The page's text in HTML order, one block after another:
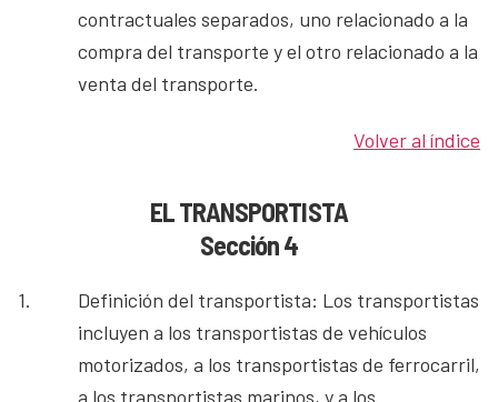
contractuales separados, uno relacionado a la
compra del transporte y el otro relacionado a la
venta del transporte.
Volver al índice
EL TRANSPORTISTA
Sección 4
1.
Definición del transportista: Los transportistas
incluyen a los transportistas de vehículos
motorizados, a los transportistas de ferrocarril,
a los transportistas marinos, y a los